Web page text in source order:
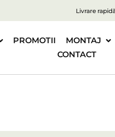
Livrare
PROMOTII MONTAJ
CONTACT